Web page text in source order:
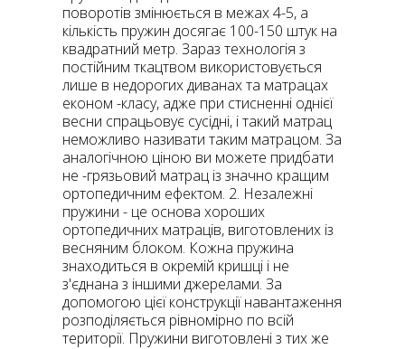
поворотів змінюється в межах 4-5, а
кількість пружин досягає 100-150 штук на
квадратний метр. Зараз технологія з
постійним ткацтвом використовується
лише в недорогих диванах та матрацах
економ -класу, адже при стисненні однієї
весни спрацьовує сусідні, і такий матрац
неможливо називати таким матрацом. За
аналогічною ціною ви можете придбати
не -грязьовий матрац із значно кращим
ортопедичним ефектом. 2. Незалежні
пружини - це основа хороших
ортопедичних матраців, виготовлених із
весняним блоком. Кожна пружина
знаходиться в окремій кришці і не
з'єднана з іншими джерелами. За
допомогою цієї конструкції навантаження
розподіляється рівномірно по всій
території. Пружини виготовлені з тих же